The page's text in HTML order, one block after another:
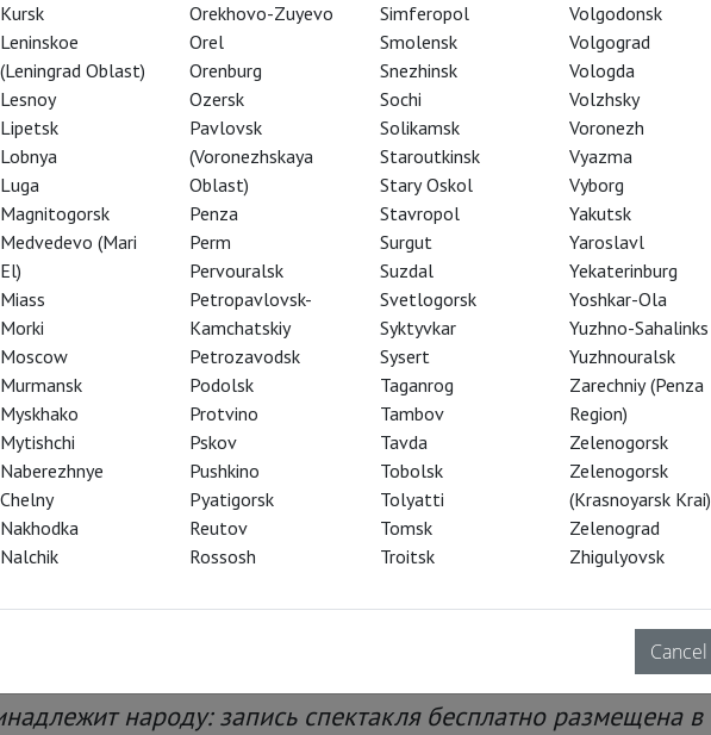
Курентзисом за
Кастеллуччи – премьера
всем
народу: запись спектакля бесплатно размещена в
Kursk
Leninskoe
(Leningrad Oblast)
Lesnoy
Lipetsk
Lobnya
Luga
Magnitogorsk
Medvedevo (Mari
El)
Miass
Morki
Moscow
Murmansk
Myskhako
Mytishchi
Naberezhnye
Chelny
Nakhodka
Nalchik
Orekhovo-Zuyevo
Orel
Orenburg
Ozersk
Pavlovsk
(Voronezhskaya
Oblast)
Penza
Perm
Pervouralsk
Petropavlovsk-
Kamchatskiy
Petrozavodsk
Podolsk
Protvino
Pskov
Pushkino
Pyatigorsk
Reutov
Rossosh
Simferopol
Smolensk
Snezhinsk
Sochi
Solikamsk
Staroutkinsk
Stary Oskol
Stavropol
Surgut
Suzdal
Svetlogorsk
Syktyvkar
Sysert
Taganrog
Tambov
Tavda
Tobolsk
Tolyatti
Tomsk
Troitsk
Volgodonsk
Volgograd
Vologda
Volzhsky
Voronezh
Vyazma
Vyborg
Yakutsk
Yaroslavl
Yekaterinburg
Yoshkar-Ola
Yuzhno-Sahalinks
Yuzhnouralsk
Zarechniy (Penza
Region)
Zelenogorsk
Zelenogorsk
(Krasnoyarsk Krai)
Zelenograd
Zhigulyovsk
Cancel